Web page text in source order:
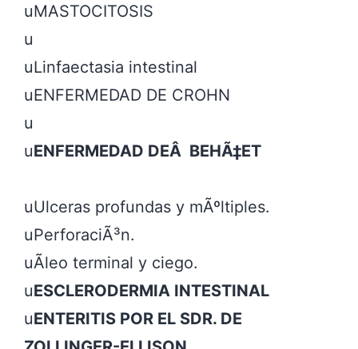
uMASTOCITOSIS
u
uLinfaectasia intestinal
uENFERMEDAD DE CROHN
u
u
uUlceras profundas y mÃºltiples.
uPerforaciÃ³n.
uÃleo terminal y ciego.
uESCLERODERMIA INTESTINAL
uENTERITIS POR EL SDR. DE